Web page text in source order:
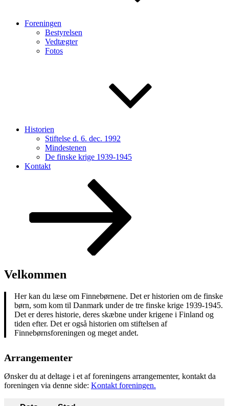
Foreningen
Bestyrelsen
Vedtægter
Fotos
Historien
Stiftelse d. 6. dec. 1992
Mindestenen
De finske krige 1939-1945
Kontakt
Velkommen
Her kan du læse om Finnebørnene. Det er historien om de finske
børn, som kom til Danmark under de tre finske krige 1939-1945.
Det er deres historie, deres skæbne under krigene i Finland og
tiden efter. Det er også historien om stiftelsen af
Finnebørnsforeningen og meget andet.
Arrangementer
Ønsker du at deltage i et af foreningens arrangementer, kontakt da
foreningen via denne side: Kontakt foreningen.